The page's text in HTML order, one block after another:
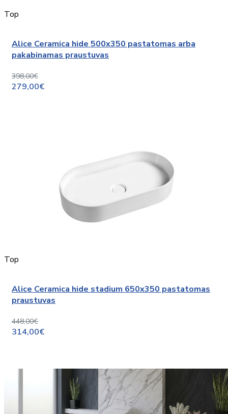
Top
Alice Ceramica hide 500x350 pastatomas arba
pakabinamas praustuvas
398,00€
279,00€
Top
Alice Ceramica hide stadium 650x350 pastatomas
praustuvas
448,00€
314,00€